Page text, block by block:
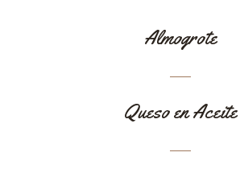
Almogrote
Queso en Aceite